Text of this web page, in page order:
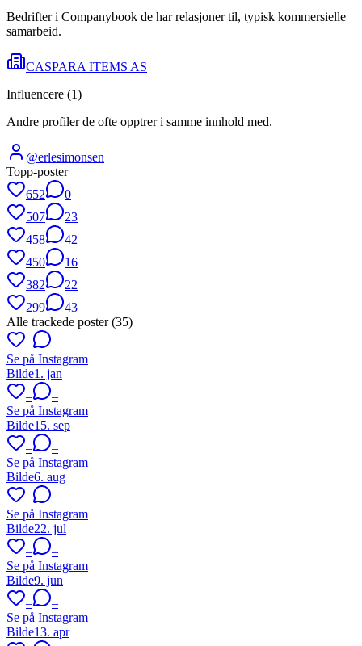
Bedrifter i Companybook de har relasjoner til, typisk kommersielle
samarbeid.
CASPARA ITEMS AS
Influencere (1)
Andre profiler de ofte opptrer i samme innhold med.
@erlesimonsen
Topp-poster
652
0
507
23
458
42
450
16
382
22
299
43
Alle trackede poster (35)
–
–
Se på Instagram
Bilde1. jan
–
–
Se på Instagram
Bilde15. sep
–
–
Se på Instagram
Bilde6. aug
–
–
Se på Instagram
Bilde22. jul
–
–
Se på Instagram
Bilde9. jun
–
–
Se på Instagram
Bilde13. apr